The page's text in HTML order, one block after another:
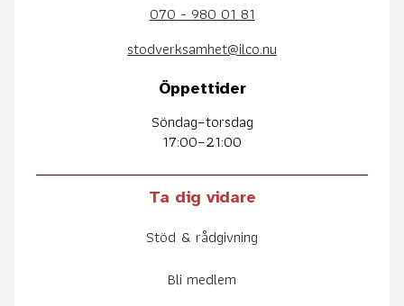
070 - 980 01 81
stodverksamhet@ilco.nu
Öppettider
Söndag–torsdag
17:00–21:00
Ta dig vidare
Stöd & rådgivning
Bli medlem